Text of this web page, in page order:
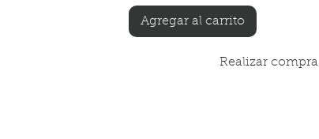
Agregar al carrito
Realizar compra